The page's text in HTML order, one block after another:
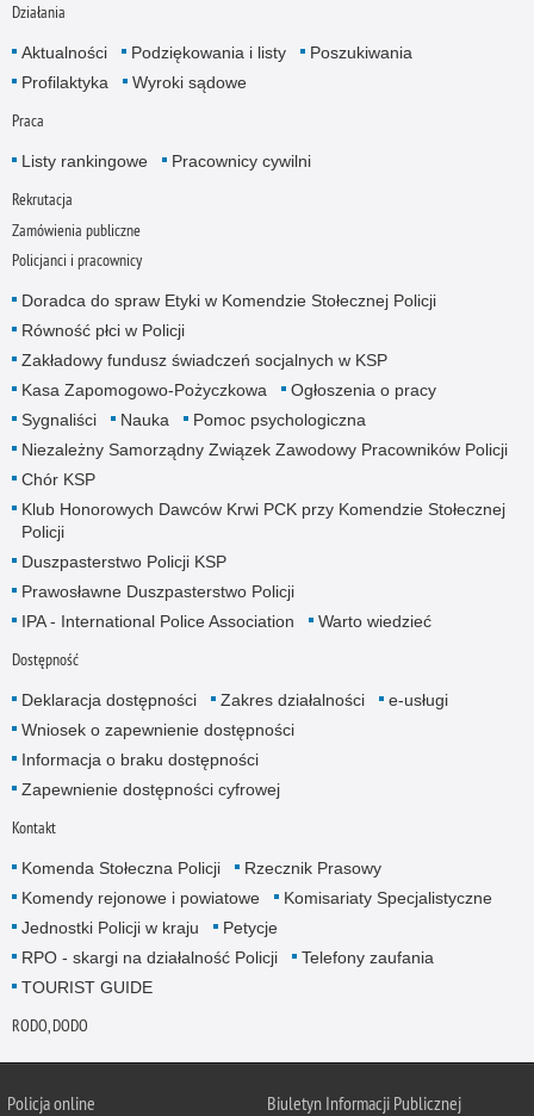
Działania
Aktualności Podziękowania i listy
Poszukiwania
Profilaktyka
Wyroki sądowe
Praca
Listy rankingowe Pracownicy cywilni
Rekrutacja
Zamówienia publiczne
Policjanci i pracownicy
Doradca do spraw Etyki w Komendzie Stołecznej Policji
Równość płci w Policji
Zakładowy fundusz świadczeń socjalnych w KSP
Kasa Zapomogowo-Pożyczkowa
Ogłoszenia o pracy
Sygnaliści
Nauka
Pomoc psychologiczna
Niezależny Samorządny Związek Zawodowy Pracowników Policji
Chór KSP
Klub Honorowych Dawców Krwi PCK przy Komendzie Stołecznej
Policji
Duszpasterstwo Policji KSP
Prawosławne Duszpasterstwo Policji
IPA - International Police Association
Warto wiedzieć
Dostępność
Deklaracja dostępności Zakres działalności
e-usługi
Wniosek o zapewnienie dostępności
Informacja o braku dostępności
Zapewnienie dostępności cyfrowej
Kontakt
Komenda Stołeczna Policji
Rzecznik Prasowy
Komendy rejonowe i powiatowe
Komisariaty Specjalistyczne
Jednostki Policji w kraju
Petycje
RPO - skargi na działalność Policji
Telefony zaufania
TOURIST GUIDE
RODO, DODO
Policja online Biuletyn Informacji Publicznej